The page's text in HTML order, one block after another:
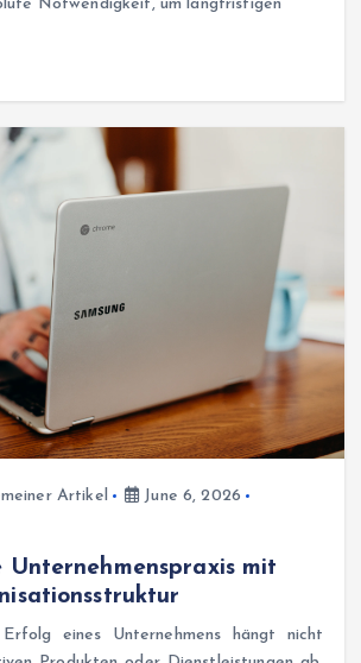
Notwendigkeit, um langfristigen
Artikel
June 6, 2026
Unternehmenspraxis mit
eines Unternehmens hängt nicht